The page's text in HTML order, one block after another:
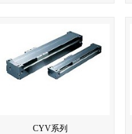
CYV系列